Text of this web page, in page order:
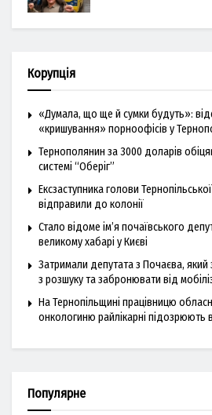
Корупція
«Думала, що ще й сумки будуть»:
«кришування» порноофісів у
Тернополянин за 3000 доларів
системі “Оберіг”
Ексзаступника голови
відправили до колонії
Стало відоме ім’я почаївського
великому хабарі у Києві
Затримали депутата з Почаєва, який
з розшуку та забронювати від
На Тернопільщині працівницю
онкологиню райлікарні підозрюють
Популярне